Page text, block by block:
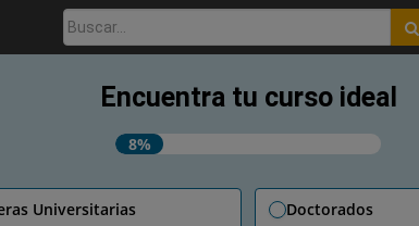
Buscar:
Encuentra tu curso ideal
8%
Universitarias Doctorados